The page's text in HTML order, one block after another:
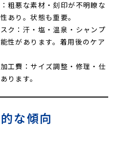
粗悪な素材・刻印が不明瞭な
あり。状態も重要。
ク：汗・塩・温泉・シャンプ
性があります。着用後のケア
工費：サイズ調整・修理・仕
ります。
な傾向